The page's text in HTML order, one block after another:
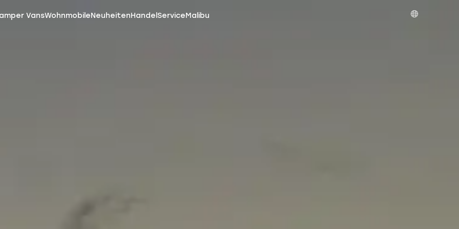
VansWohnmobileNeuheitenHandel ServiceMalibu